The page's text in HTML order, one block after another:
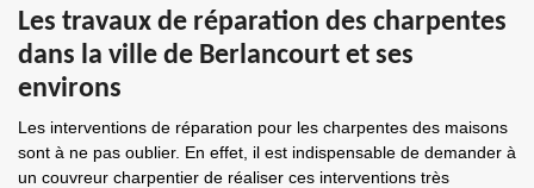
Les travaux de réparation des charpentes
dans la ville de Berlancourt et ses
environs
Les interventions de réparation pour les charpentes des maisons
sont à ne pas oublier. En effet, il est indispensable de demander à
un couvreur charpentier de réaliser ces interventions très